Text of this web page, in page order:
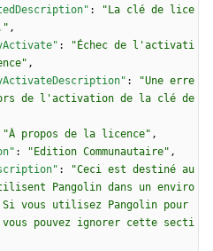
:
"La clé de lice
,
:
"Échec de l'activati
,
:
"Une erre
de l'activation de la clé de
"À propos de la licence" ,
: "Edition Communautaire" ,
:
"Ceci est destiné au
Pangolin dans un enviro
Si vous utilisez Pangolin pour
vous pouvez ignorer cette secti